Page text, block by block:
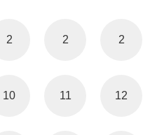
2 2 2
10 11 12